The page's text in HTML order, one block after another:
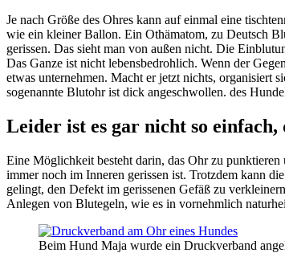
Je nach Größe des Ohres kann auf einmal eine
wie ein kleiner Ballon. Ein Othämatom, zu Deutsch
gerissen. Das sieht man von außen nicht. Die
Das Ganze ist nicht lebensbedrohlich. Wenn der
etwas unternehmen. Macht er jetzt nichts, organisiert
sogenannte Blutohr ist dick angeschwollen. des
Leider ist es gar nicht so
Eine Möglichkeit besteht darin, das Ohr zu
immer noch im Inneren gerissen ist. Trotzdem kann
gelingt, den Defekt im gerissenen Gefäß zu
Anlegen von Blutegeln, wie es in vornehmlich
Beim Hund Maja wurde ein Druckverband